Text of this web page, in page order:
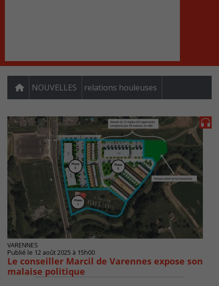
NOUVELLES relations houleuses
VARENNES
Publié le 12 août 2025 à 15h00
Le conseiller Marcil de Varennes expose son
malaise politique